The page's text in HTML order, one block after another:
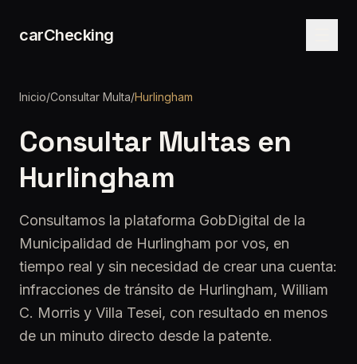
carChecking
Inicio/Consultar Multa/Hurlingham
Consultar Multas en
Hurlingham
Consultamos la plataforma GobDigital de la
Municipalidad de Hurlingham por vos, en
tiempo real y sin necesidad de crear una cuenta:
infracciones de tránsito de Hurlingham, William
C. Morris y Villa Tesei, con resultado en menos
de un minuto directo desde la patente.